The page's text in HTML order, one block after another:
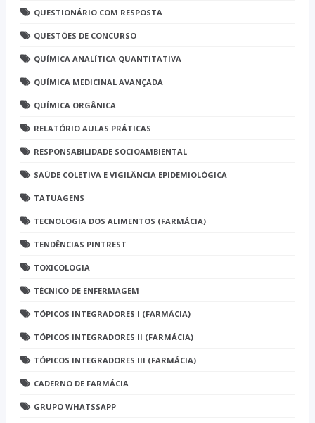
QUESTIONÁRIO COM RESPOSTA
QUESTÕES DE CONCURSO
QUÍMICA ANALÍTICA QUANTITATIVA
QUÍMICA MEDICINAL AVANÇADA
QUÍMICA ORGÂNICA
RELATÓRIO AULAS PRÁTICAS
RESPONSABILIDADE SOCIOAMBIENTAL
SAÚDE COLETIVA E VIGILÂNCIA EPIDEMIOLÓGICA
TATUAGENS
TECNOLOGIA DOS ALIMENTOS (FARMÁCIA)
TENDÊNCIAS PINTREST
TOXICOLOGIA
TÉCNICO DE ENFERMAGEM
TÓPICOS INTEGRADORES I (FARMÁCIA)
TÓPICOS INTEGRADORES II (FARMÁCIA)
TÓPICOS INTEGRADORES III (FARMÁCIA)
CADERNO DE FARMÁCIA
GRUPO WHATSSAPP